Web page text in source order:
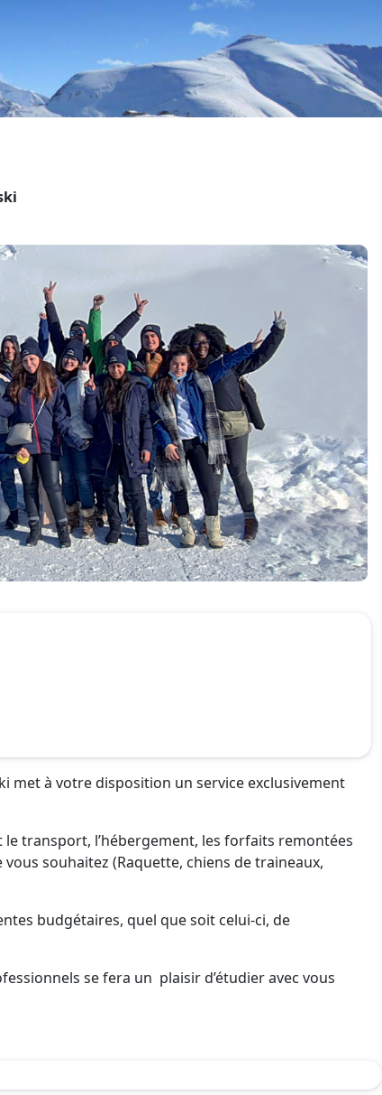
met à votre disposition un service exclusivement
transport, l’hébergement, les forfaits remontées
souhaitez (Raquette, chiens de traineaux,
budgétaires, quel que soit celui-ci, de
se fera un plaisir d’étudier avec vous